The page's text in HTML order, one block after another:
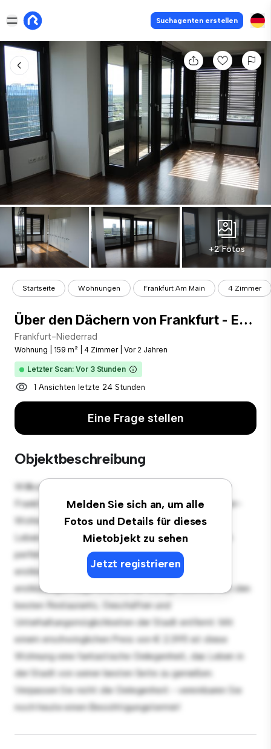
Suchagenten erstellen
+2 Fotos
Startseite Wohnungen Frankfurt Am Main 4 Zimmer
Über den Dächern von Frankfurt - Exklusive 4 Zimmer Wohnung in Ffm-Niederrad
Frankfurt-Niederrad
Wohnung 159 m² 4 Zimmer Vor 2 Jahren
Letzter Scan: Vor 3 Stunden
1 Ansichten letzte 24 Stunden
Eine Frage stellen
Objektbeschreibung
Melden Sie sich an, um alle
Fotos und Details für dieses
Mietobjekt zu sehen
Jetzt registrieren
Willkommen in Ihrem neuen urbanen Rückzugsort in
Frankfurt-Niederrad! Diese moderne 4 Schlafzimmer-
Wohnung bietet einen stilvollen und gemütlichen
Lebensraum. Die offene Raumaufteilung eignet sich
perfekt für Gäste, und die elegante Küche ist mit
erstklassigen Geräten ausgestattet. Dank der
erstklassigen Lage sind Sie nur wenige Schritte von den
besten Restaurants, Geschäften und
Unterhaltungsmöglichkeiten der Stadt entfernt. Mit
einem erschwinglichen Preis von € 2.395 ist diese
Wohnung eine fantastische Gelegenheit, das Leben in
der Stadt von seiner besten Seite zu genießen.
Verpassen Sie nicht die Gelegenheit - vereinbaren Sie
noch heute einen Besichtigungstermin!